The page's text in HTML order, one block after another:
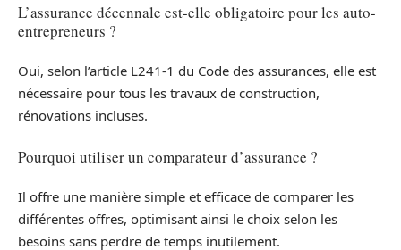
L’assurance décennale est-elle obligatoire pour les auto-
entrepreneurs ?
Oui, selon l’article L241-1 du Code des assurances, elle est
nécessaire pour tous les travaux de construction,
rénovations incluses.
Pourquoi utiliser un comparateur d’assurance ?
Il offre une manière simple et efficace de comparer les
différentes offres, optimisant ainsi le choix selon les
besoins sans perdre de temps inutilement.